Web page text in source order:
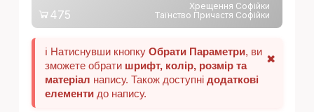
Хрещення Софiйки
Таїнство Причастя Софiйки
475
✖
ℹ️ Натиснувши кнопку Обрати Параметри, ви
зможете обрати шрифт, колір, розмір та
матеріал напису. Також доступні додаткові
елементидо напису.